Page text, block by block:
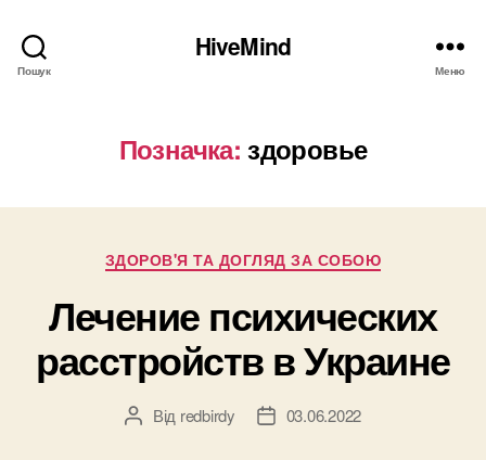
Пошук
HiveMind
Меню
Позначка: здоровье
Категорії
ЗДОРОВ'Я ТА ДОГЛЯД ЗА СОБОЮ
Лечение психических
расстройств в Украине
Автор
Від redbirdy
Дата03.06.2022